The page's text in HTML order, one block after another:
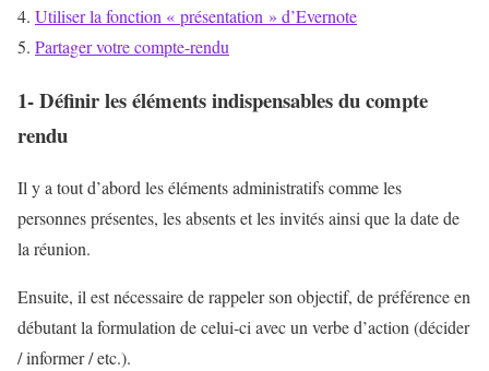
Utiliser la fonction « présentation » d’Evernote
Partager votre compte-rendu
1- Définir les éléments indispensables du compte
rendu
Il y a tout d’abord les éléments administratifs comme les
personnes présentes, les absents et les invités ainsi que la date de
la réunion.
Ensuite, il est nécessaire de rappeler son objectif, de préférence en
débutant la formulation de celui-ci avec un verbe d’action (décider
/ informer / etc.).